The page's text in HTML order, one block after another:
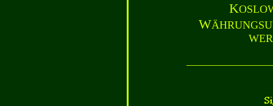
K
W